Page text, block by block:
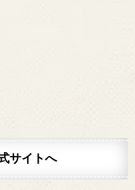
サイトへ